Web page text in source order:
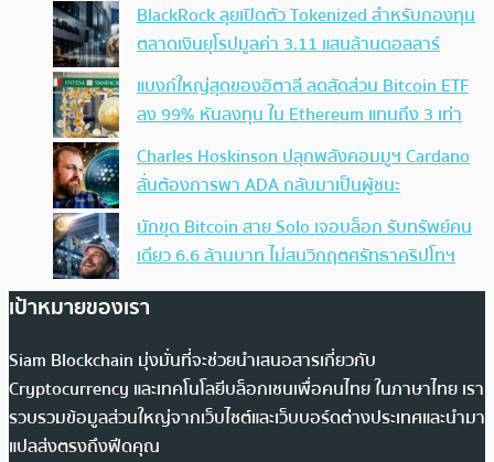
BlackRock ลุยเปิดตัว Tokenized สำหรับกองทุน
ตลาดเงินยุโรปมูลค่า 3.11 แสนล้านดอลลาร์
แบงก์ใหญ่สุดของอิตาลี ลดสัดส่วน Bitcoin ETF
ลง 99% หันลงทุน ใน Ethereum แทนถึง 3 เท่า
Charles Hoskinson ปลุกพลังคอมมูฯ Cardano
ลั่นต้องการพา ADA กลับมาเป็นผู้ชนะ
นักขุด Bitcoin สาย Solo เจอบล็อก รับทรัพย์คน
เดียว 6.6 ล้านบาท ไม่สนวิกฤตศรัทธาคริปโทฯ
เป้าหมายของเรา
Siam Blockchain มุ่งมั่นที่จะช่วยนำเสนอสารเกี่ยวกับ
Cryptocurrency และเทคโนโลยีบล็อกเชนเพื่อคนไทย ในภาษาไทย เรา
รวบรวมข้อมูลส่วนใหญ่จากเว็บไซต์และเว็บบอร์ดต่างประเทศและนำมา
แปลส่งตรงถึงฟีดคุณ